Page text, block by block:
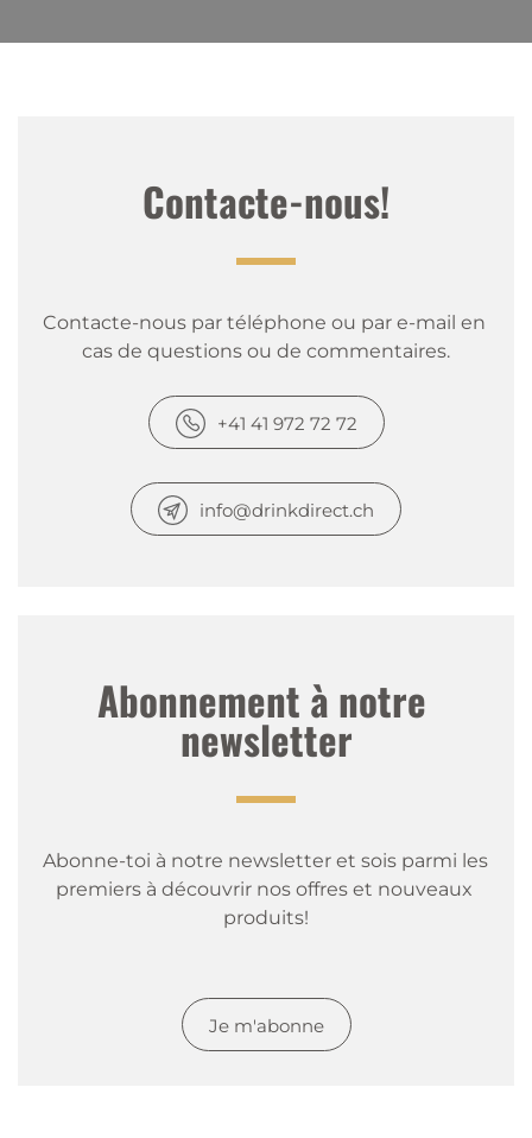
Contacte-nous!
Contacte-nous par téléphone ou par e-mail en
cas de questions ou de commentaires.
+41 41 972 72 72
info@drinkdirect.ch
Abonnement à notre
newsletter
Abonne-toi à notre newsletter et sois parmi les
premiers à découvrir nos offres et nouveaux
produits!
Je m'abonne